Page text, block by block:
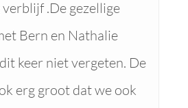
.De gezellige
Bern en Nathalie
keer niet vergeten. De
erg groot dat we ook